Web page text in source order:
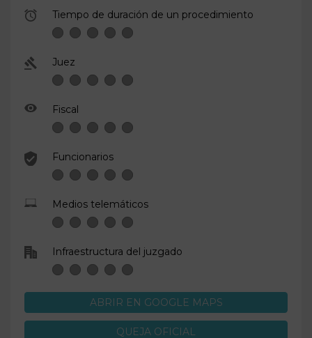
Tiempo de duración de un procedimiento
Juez
Fiscal
Funcionarios
Medios telemáticos
Infraestructura del juzgado
ABRIR EN GOOGLE MAPS
QUEJA OFICIAL